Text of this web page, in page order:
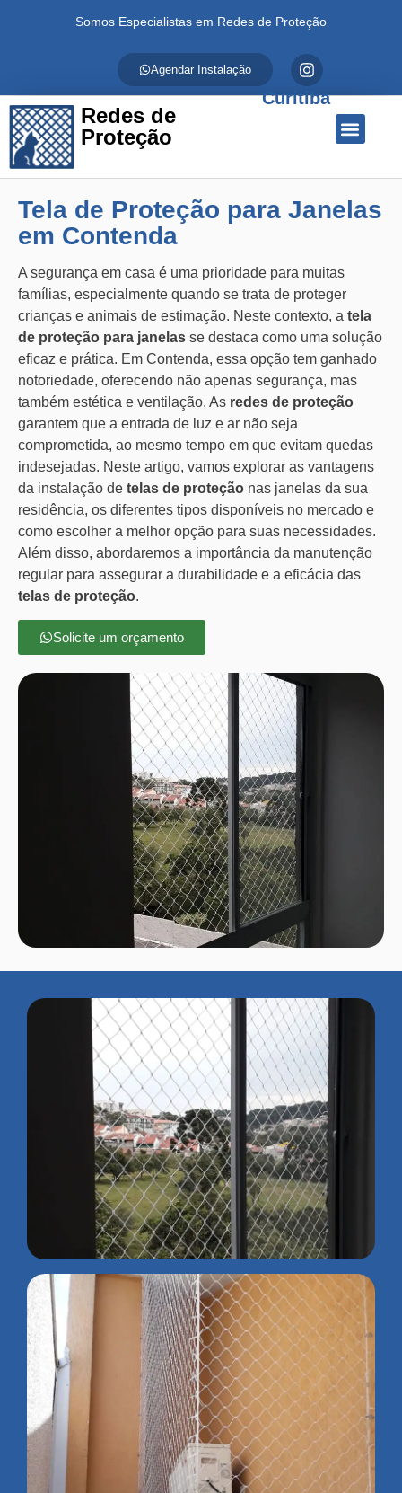
Somos Especialistas em Redes de Proteção
Agendar Instalação
Redes de
Proteção
Curitiba
Tela de Proteção para Janelas
em Contenda
A segurança em casa é uma prioridade para muitas
famílias, especialmente quando se trata de proteger
crianças e animais de estimação. Neste contexto, a tela
de proteção para janelas se destaca como uma solução
eficaz e prática. Em Contenda, essa opção tem ganhado
notoriedade, oferecendo não apenas segurança, mas
também estética e ventilação. As redes de proteção
garantem que a entrada de luz e ar não seja
comprometida, ao mesmo tempo em que evitam quedas
indesejadas. Neste artigo, vamos explorar as vantagens
da instalação de telas de proteção nas janelas da sua
residência, os diferentes tipos disponíveis no mercado e
como escolher a melhor opção para suas necessidades.
Além disso, abordaremos a importância da manutenção
regular para assegurar a durabilidade e a eficácia das
telas de proteção.
Solicite um orçamento